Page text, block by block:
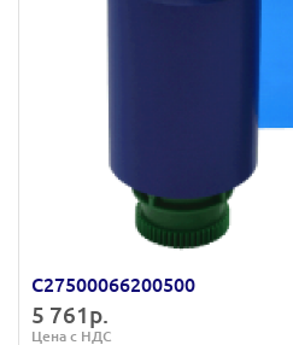
C27500066200500
5 761р.
Цена с НДС